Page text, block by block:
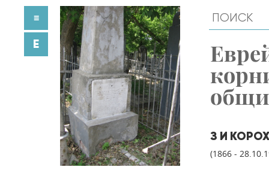
З И
(1866 -
≡
E